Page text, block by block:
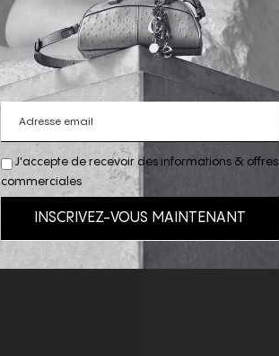
J'accepte de recevoir des informations & offres
commerciales